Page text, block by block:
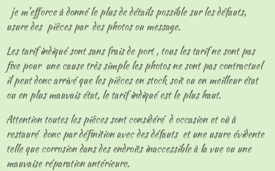
je m'efforce à donné le plus de détails possible sur les défauts,
usure des pièces par des photos ou message.
Les tarif indiqué sont sans frais de port , tous les tarif ne sont pas
fixe pour une cause très simple les photos ne sont pas contractuel
il peut donc arrivé que les pièces en stock soit ou en meilleur état
ou en plus mauvais état, le tarif indiqué est le plus haut.
Attention toutes les pièces sont considéré d occasion et où à
restauré donc par définition avec des défauts et une usure évidente
telle que corrosion dans des endroits inaccessible à la vue ou une
mauvaise réparation antérieure.